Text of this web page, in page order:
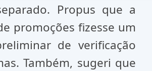
Propus que a
promoções fizesse um
de verificação
Também, sugeri que